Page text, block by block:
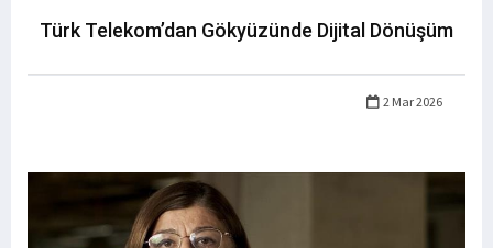
Türk Telekom’dan Gökyüzünde Dijital Dönüşüm
2 Mar 2026